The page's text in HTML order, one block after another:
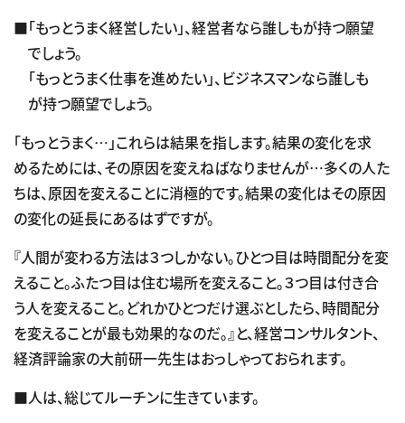
■「もっとうまく経営したい」、経営者なら誰しもが持つ願望
でしょう。
「もっとうまく仕事を進めたい」、ビジネスマンなら誰しも
が持つ願望でしょう。
「もっとうまく…」これらは結果を指します。結果の変化を求
めるためには、その原因を変えねばなりませんが…多くの人た
ちは、原因を変えることに消極的です。結果の変化はその原因
の変化の延長にあるはずですが。
『人間が変わる方法は３つしかない。ひとつ目は時間配分を変
えること。ふたつ目は住む場所を変えること。３つ目は付き合
う人を変えること。どれかひとつだけ選ぶとしたら、時間配分
を変えることが最も効果的なのだ。』と、経営コンサルタント、
経済評論家の大前研一先生はおっしゃっておられます。
■人は、総じてルーチンに生きています。